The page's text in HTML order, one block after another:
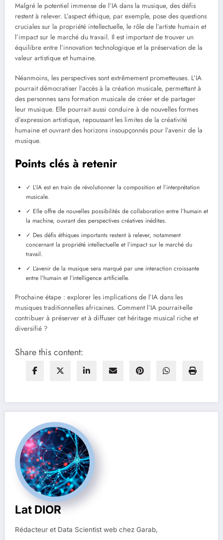
Malgré le potentiel immense de l’IA dans la musique, des défis
restent à relever. L’aspect éthique, par exemple, pose des questions
cruciales sur la propriété intellectuelle, le rôle de l’artiste humain et
l’impact sur le marché du travail. Il est important de trouver un
équilibre entre l’innovation technologique et la préservation de la
valeur artistique et humaine.
Néanmoins, les perspectives sont extrêmement prometteuses. L’IA
pourrait démocratiser l’accès à la création musicale, permettant à
des personnes sans formation musicale de créer et de partager
leur musique. Elle pourrait aussi conduire à de nouvelles formes
d’expression artistique, repoussant les limites de la créativité
humaine et ouvrant des horizons insoupçonnés pour l’avenir de la
musique.
Points clés à retenir
✓ L’IA est en train de révolutionner la composition et l’interprétation
musicale.
✓ Elle offre de nouvelles possibilités de collaboration entre l’humain et
la machine, ouvrant des perspectives créatives inédites.
✓ Des défis éthiques importants restent à relever, notamment
concernant la propriété intellectuelle et l’impact sur le marché du
travail.
✓ L’avenir de la musique sera marqué par une interaction croissante
entre l’humain et l’intelligence artificielle.
Prochaine étape : explorer les implications de l’IA dans les
musiques traditionnelles africaines. Comment l’IA pourrait-elle
contribuer à préserver et à diffuser cet héritage musical riche et
diversifié ?
Share this content:
Lat DIOR
Rédacteur et Data Scientist web chez Garab,